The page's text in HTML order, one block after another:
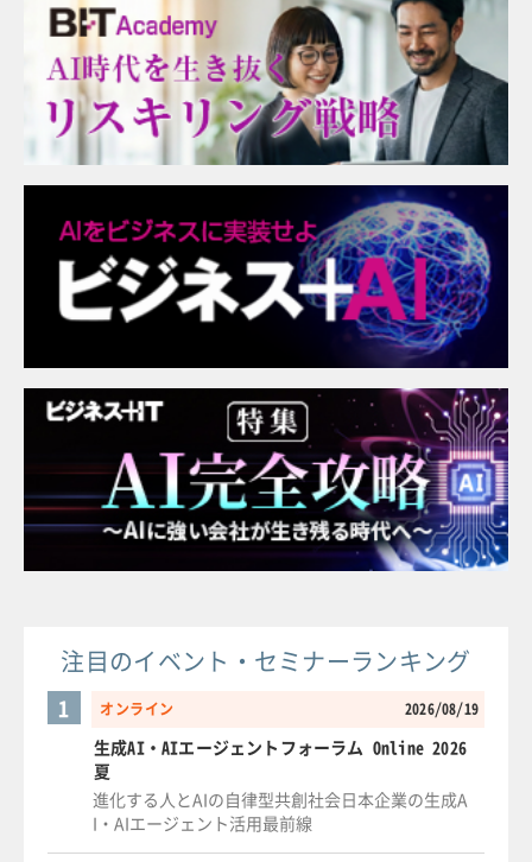
注目のイベント・セミナーランキング
オンライン 2026/08/19
1
生成AI・AIエージェントフォーラム Online 2026
夏
進化する人とAIの自律型共創社会日本企業の生成A
I・AIエージェント活用最前線